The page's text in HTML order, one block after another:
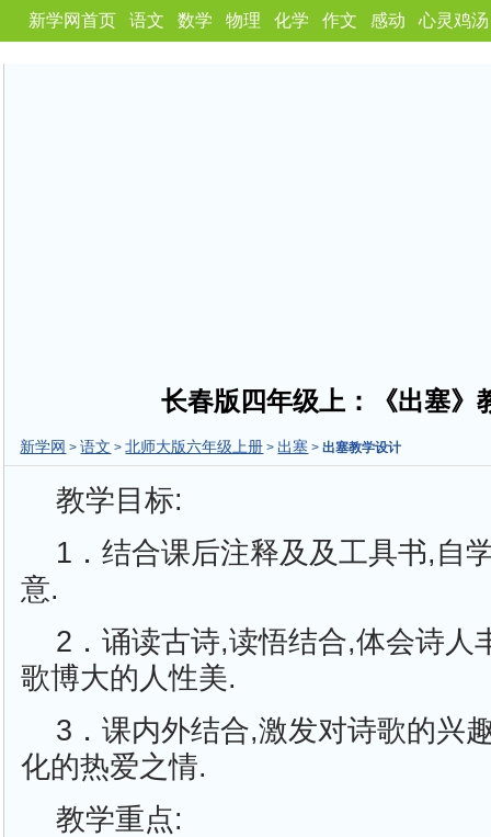
新学网首页 语文 数学 物理 化学 作文 感动 心灵鸡汤
长春版四年级上：《出塞》
新学网 >语文 >北师大版六年级上册 > 出塞 >出塞教学设计
教学目标:
1．结合课后注释及及工具书,自
意.
2．诵读古诗,读悟结合,体会诗人
歌博大的人性美.
3．课内外结合,激发对诗歌的兴
化的热爱之情.
教学重点: